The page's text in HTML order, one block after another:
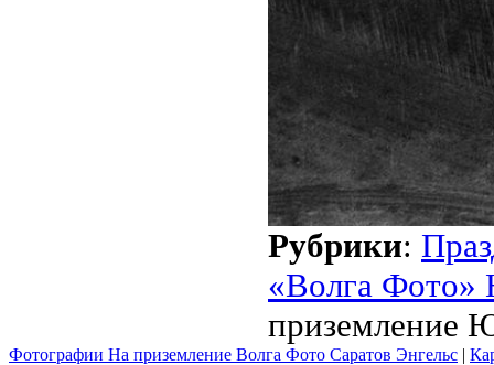
Рубрики:
«Волга Фото»
приземление
Фотографии На приземление Волга Фото Саратов Энгельс |